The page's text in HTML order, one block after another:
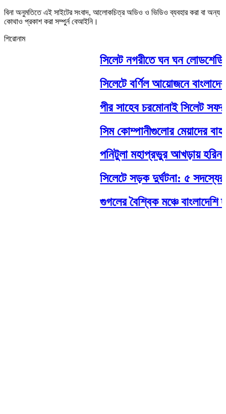
বিনা অনুমতিতে এই সাইটের সংবাদ, আলোকচিত্র অডিও ও ভিডিও ব্যবহার করা বা অন্য
কোথাও প্রকাশ করা সম্পুর্ন বেআইনি।
শিরোনাম
সিলেট নগরীতে ঘন ঘন
সিলেটে বর্ণিল আয়োজনে
পীর সাহেব চরমোনাই সিলেট
সিম কোম্পানীগুলোর মেয়াদের
পনিটুলা মহাপ্রভুর আখড়ায়
সিলেটে সড়ক দুর্ঘটনা: ৫
গুগলের বৈশ্বিক মঞ্চে বাংলাদেশি